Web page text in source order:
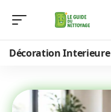
Décoration Interieure